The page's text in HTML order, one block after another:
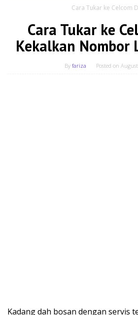
Cara Tukar ke Celcom
Cara Tukar ke
Kekalkan Nombor
By fariza Posted on
Kadang dah bosan dengan servis